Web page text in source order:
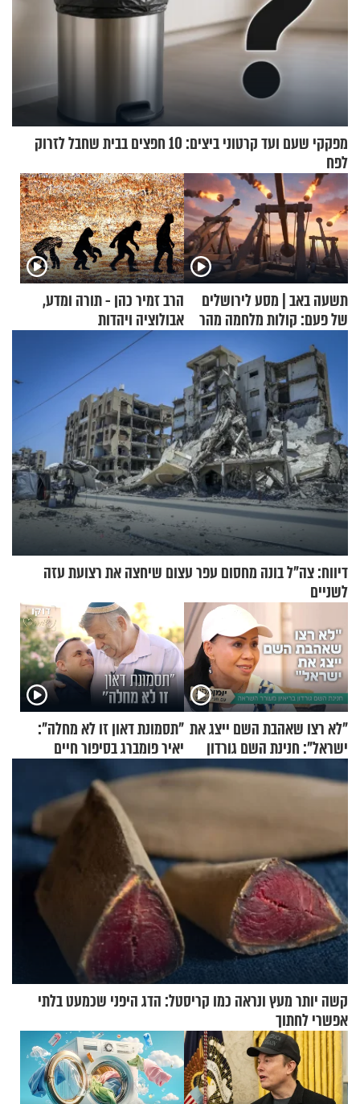
מפקקי שעם ועד קרטוני ביצים: 10 חפצים בבית שחבל לזרוק
לפח
תשעה באב | מסע לירושלים
של פעם: קולות מלחמה מהר
הזיתים
הרב זמיר כהן - תורה ומדע,
אבולוציה ויהדות
דיווח: צה"ל בונה מחסום עפר עצום שיחצה את רצועת עזה
לשניים
"לא רצו שאהבת השם ייצג את
ישראל": חנינת השם גורדון
בריאיון מעורר השראה
"תסמונת דאון זו לא מחלה":
יאיר פומברג בסיפור חיים
מעורר השראה
קשה יותר מעץ ונראה כמו קריסטל: הדג היפני שכמעט בלתי
אפשרי לחתוך